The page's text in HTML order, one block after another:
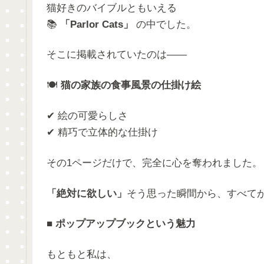
猫好きのバイブルともいえる
📚
「Parlor Cats」 の中でした。
そこに掲載されていたのは――
🍽️ 猫の家族の食事風景の仕掛け絵
✔ 絵の可愛らしさ
✔ 精巧で立体的な仕掛け
その1ページだけで、完全に心を奪われました。
「絶対に欲しい」 そう思った瞬間から、すべて
■ ポップアップブックという魅力
もともと私は、